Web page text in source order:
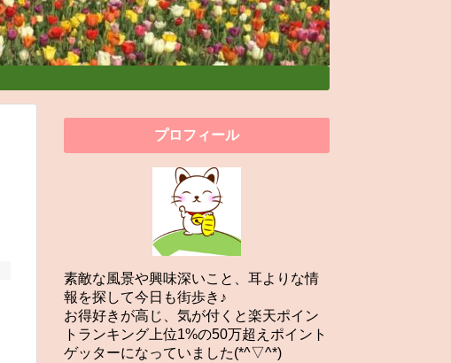
プロフィール
素敵な風景や興味深いこと、耳よりな情
報を探して今日も街歩き♪
お得好きが高じ、気が付くと楽天ポイン
トランキング上位1%の50万超えポイント
ゲッターになっていました(*^▽^*)